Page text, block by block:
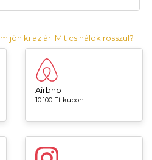
jön ki az ár. Mit csinálok rosszul?
Airbnb
10.100 Ft kupon